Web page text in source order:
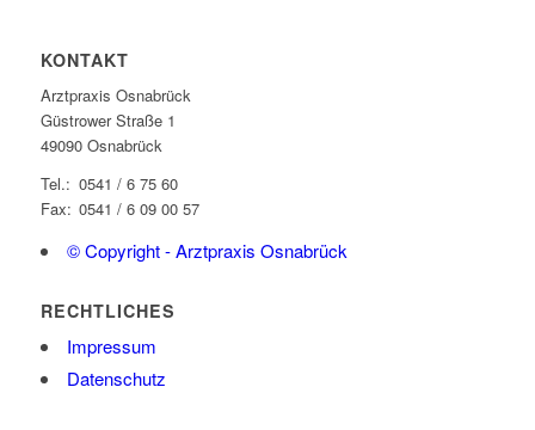
KONTAKT
Arztpraxis Osnabrück
Güstrower Straße 1
49090 Osnabrück
Tel.: 0541 / 6 75 60
Fax: 0541 / 6 09 00 57
© Copyright - Arztpraxis Osnabrück
RECHTLICHES
Impressum
Datenschutz